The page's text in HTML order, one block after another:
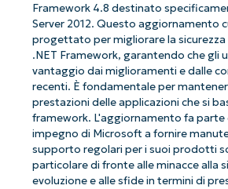
Framework 4.8 destinato
Server 2012. Questo aggiornamento
progettato per migliorare la
.NET Framework, garantendo che gli
vantaggio dai miglioramenti e dalle
recenti. È fondamentale per
prestazioni delle applicazioni che si
framework. L'aggiornamento fa
impegno di Microsoft a fornire
supporto regolari per i suoi prodotti
particolare di fronte alle minacce alla
evoluzione e alle sfide in termini di